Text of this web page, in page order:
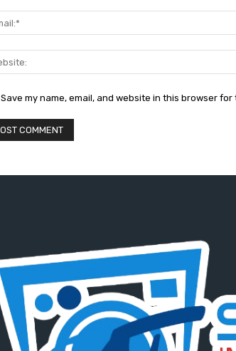
Save my name, email, and website in this browser for